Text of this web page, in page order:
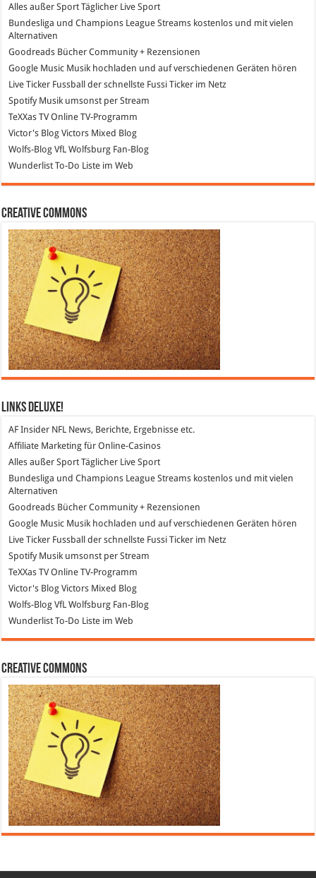
Alles außer Sport Täglicher Live Sport
Bundesliga und Champions League Streams kostenlos und mit vielen
Alternativen
Goodreads Bücher Community + Rezensionen
Google Music Musik hochladen und auf verschiedenen Geräten hören
Live Ticker Fussball der schnellste Fussi Ticker im Netz
SpotifyMusik umsonst per Stream
TeXXas TVOnline TV-Programm
Victor's Blog Victors Mixed Blog
Wolfs-Blog VfL Wolfsburg Fan-Blog
Wunderlist To-Do Liste im Web
Creative Commons
Links DeLuXe!
AF Insider NFL News, Berichte, Ergebnisse etc.
Affiliate Marketing für Online-Casinos
Alles außer SportTäglicher Live Sport
Bundesliga und Champions League Streams kostenlos und mit vielen
Alternativen
Goodreads Bücher Community + Rezensionen
Google Music Musik hochladen und auf verschiedenen Geräten hören
Live Ticker Fussball
der schnellste Fussi Ticker im Netz
SpotifyMusik umsonst per Stream
TeXXas TVOnline TV-Programm
Victor's Blog Victors Mixed Blog
Wolfs-Blog VfL Wolfsburg Fan-Blog
WunderlistTo-Do Liste im Web
Creative Commons